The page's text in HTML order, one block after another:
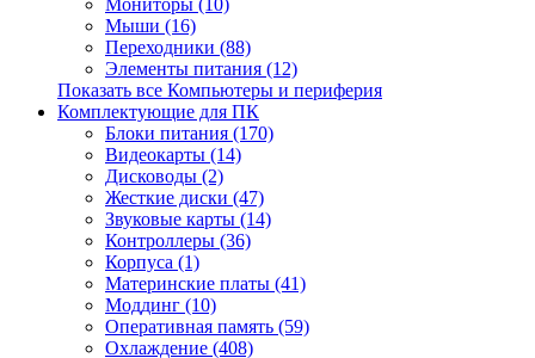
Мониторы (10)
Мыши (16)
Переходники (88)
Элементы питания (12)
Показать все Компьютеры и периферия
Комплектующие для ПК
Блоки питания (170)
Видеокарты (14)
Дисководы (2)
Жесткие диски (47)
Звуковые карты (14)
Контроллеры (36)
Корпуса (1)
Материнские платы (41)
Моддинг (10)
Оперативная память (59)
Охлаждение (408)